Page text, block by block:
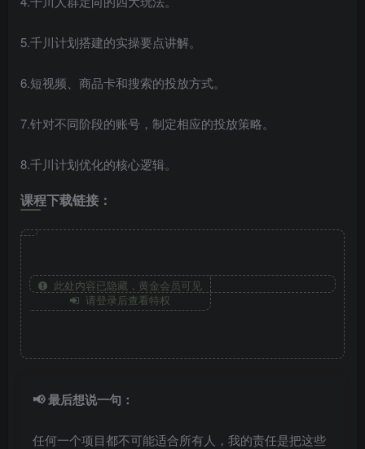
5.千川计划搭建的实操要点讲解。
6.短视频 、商品卡和搜索的投放方式。
7.针对不同阶段的账号，制定相应的投放策略。
8.千川计划优化的核心逻辑。
课程下载链接：
此处内容已隐藏，黄金会员可见
请登录后查看特权
📢 最后想说一句：
任何一个项目都不可能适合所有人，我的责任是把这些